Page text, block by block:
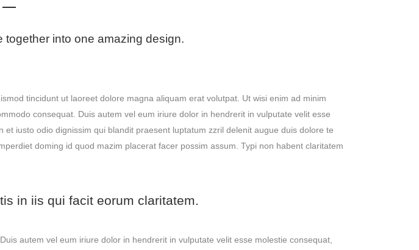
together into one amazing design.
tincidunt ut laoreet dolore magna aliquam erat volutpat. Ut wisi enim ad minim
consequat. Duis autem vel eum iriure dolor in hendrerit in vulputate velit esse
iusto odio dignissim qui blandit praesent luptatum zzril delenit augue duis dolore te
doming id quod mazim placerat facer possim assum. Typi non habent claritatem
in iis qui facit eorum claritatem.
autem vel eum iriure dolor in hendrerit in vulputate velit esse molestie consequat,